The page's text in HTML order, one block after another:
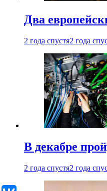
Два
2 года спустя2 года
В декабре
2 года спустя2 года